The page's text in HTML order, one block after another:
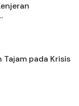
Tajam pada Krisis